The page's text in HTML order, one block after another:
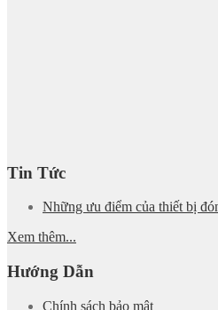
Tin Tức
Những ưu điểm của thiết bị
Xem thêm...
Hướng Dẫn
Chính sách bảo mật